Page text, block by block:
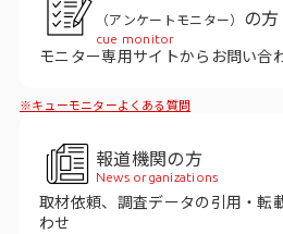
沿革
ニュース・メディア掲載
ソリューション／サービス
（アンケートモニター） の方
cue monitor
モニター専用サイトからお問い合
※キューモニターよくある質問
報道機関の方
News organizations
取材依頼、調査データの引用・転
わせ